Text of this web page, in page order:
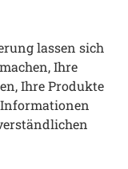
lassen sich
Ihre
Ihre Produkte